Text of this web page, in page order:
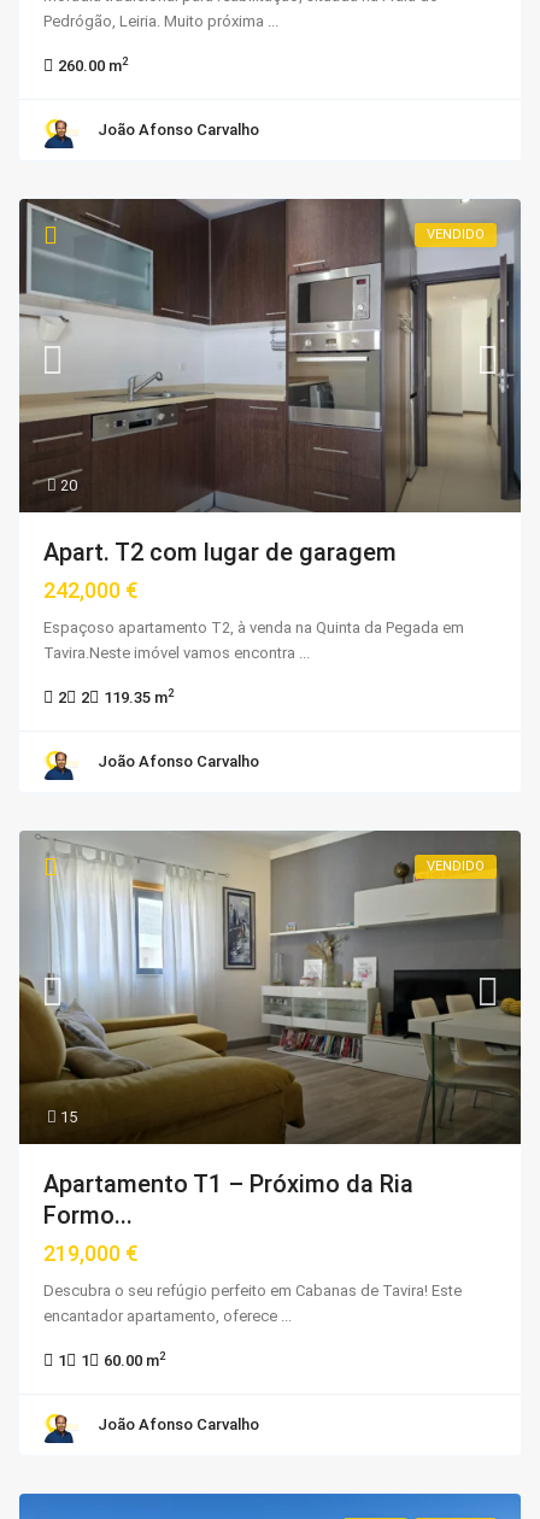
Pedrógão, Leiria. Muito próxima ...
260.00 m2
João Afonso Carvalho
20
VENDIDO
Apart. T2 com lugar de garagem
242,000 €
Espaçoso apartamento T2, à venda na Quinta da Pegada em
Tavira.Neste imóvel vamos encontra ...
2 2 119.35 m2
João Afonso Carvalho
15
VENDIDO
Apartamento T1 – Próximo da Ria
Formo...
219,000 €
Descubra o seu refúgio perfeito em Cabanas de Tavira! Este
encantador apartamento, oferece
1 1 60.00 m2
João Afonso Carvalho